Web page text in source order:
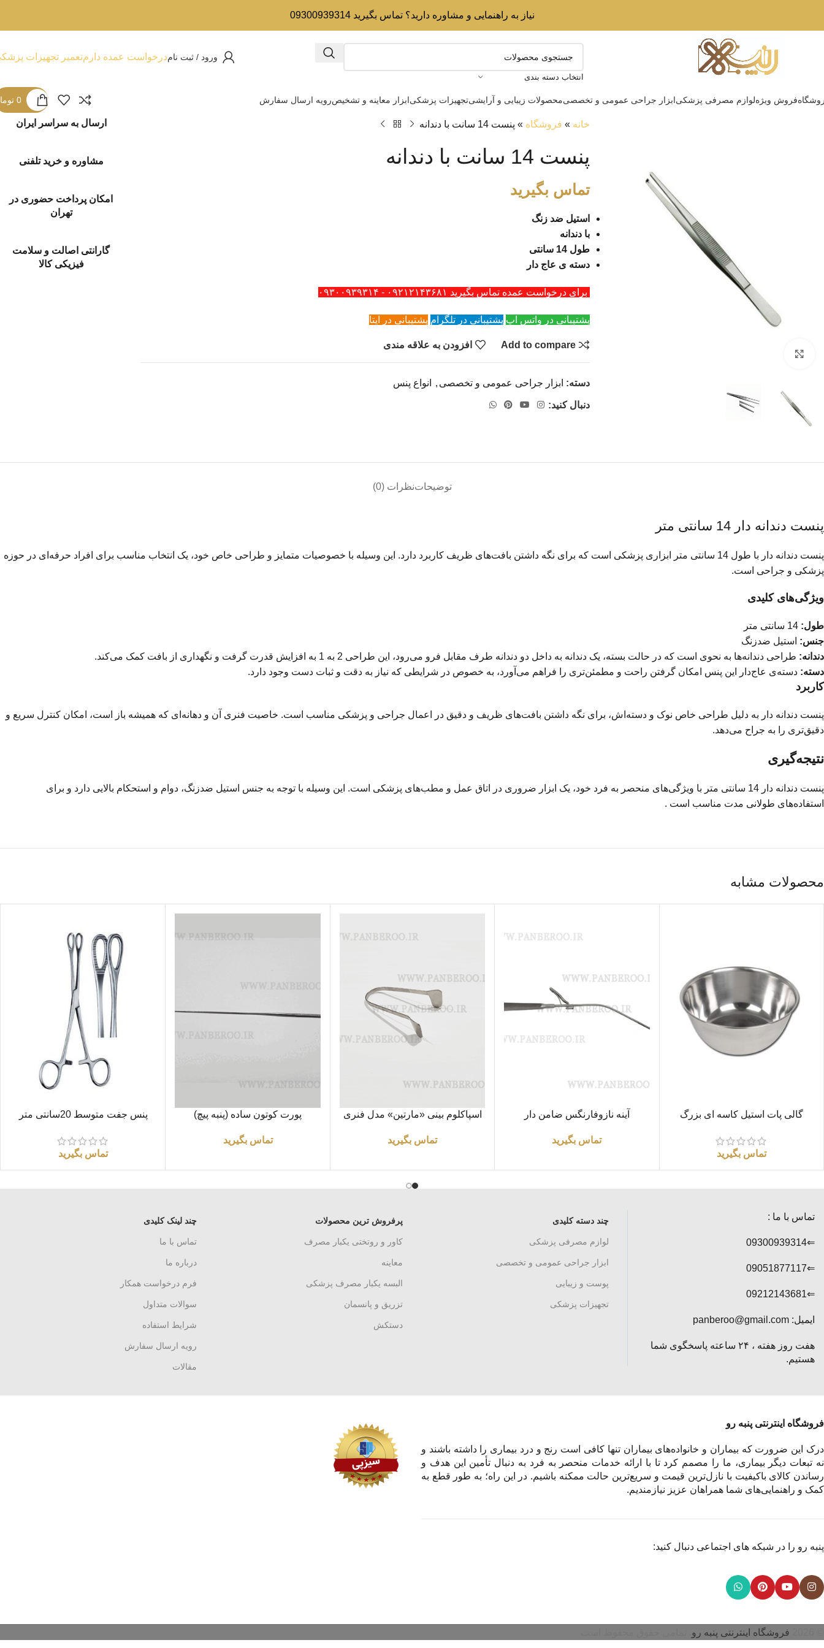
نیاز به راهنمایی و مشاوره دارید؟ تماس بگیرید 09300939314
انتخاب دسته بندی
ورود / ثبت نامدرخواست عمده دارمتعمیر تجهیزات
فروش ویژهلوازم مصرفی پزشکیابزار جراحی عمومی و تخصصیمحصولات زیبایی و آرایشیتجهیزات پزشکیابزار معاینه و تشخیصرویه ارسال سفارش 0
خانه » فروشگاه » پنست 14 سانت با دندانه
پنست 14 سانت با دندانه
تماس بگیرید
استیل ضد زنگ
با دندانه
طول 14 سانتی
دسته ی عاج دار
برای درخواست عمده تماس بگیرید ۰۹۲۱۲۱۴۳۶۸۱ - ۰۹۳۰۰۹۳۹۳۱۴
پشتیبانی در واتس اپ پشتیبانی در تلگرام پشتیبانی در ایتا
Add to compare افزودن به علاقه مندی
دسته: ابزار جراحی عمومی و تخصصی , انواع پنس
دنبال کنید:
ارسال به سراسر ایران
مشاوره و خرید تلفنی
امکان پرداخت حضوری در
تهران
گارانتی اصالت و سلامت
فیزیکی کالا
توضیحاتنظرات (0)
پنست دندانه دار 14 سانتی متر
پنست دندانه دار با طول 14 سانتی متر ابزاری پزشکی است که برای نگه داشتن بافت‌های ظریف کاربرد دارد. این وسیله با خصوصیات متمایز و طراحی خاص خود، یک انتخاب مناسب برای افراد حرفه‌ای در حوزه
پزشکی و جراحی است.
ویژگی‌های کلیدی
طول:
جنس: استیل ضدزنگ
دندانه: طراحی دندانه‌ها به نحوی است که در حالت بسته، یک دندانه به داخل دو دندانه طرف مقابل فرو می‌رود، این طراحی 2 به 1 به افزایش قدرت گرفت و نگهداری از بافت کمک می‌کند.
دسته: دسته‌ی عاج‌دار این پنس امکان گرفتن راحت و مطمئن‌تری را فراهم می‌آورد، به خصوص در شرایطی که نیاز به دقت و ثبات دست وجود دارد.
کاربرد
پنست دندانه دار به دلیل طراحی خاص نوک و دسته‌اش، برای نگه داشتن بافت‌های ظریف و دقیق در اعمال جراحی و پزشکی مناسب است. خاصیت فنری آن و دهانه‌ای که همیشه باز است، امکان کنترل سریع و
دقیق‌تری را به جراح می‌دهد.
نتیجه‌گیری
پنست دندانه دار 14 سانتی متر با ویژگی‌های منحصر به فرد خود، یک ابزار ضروری در اتاق عمل و مطب‌های پزشکی است. این وسیله با توجه به جنس استیل ضدزنگ، دوام و استحکام بالایی دارد و برای
استفاده‌های طولانی مدت مناسب است .
محصولات مشابه
اطلاعات بیشتر
گالی پات استیل کاسه ای بزرگ
تماس بگیرید
اطلاعات بیشتر
آینه نازوفارنگس ضامن دار
تماس بگیرید
اطلاعات بیشتر
اسپاکلوم بینی «مارتین» مدل فنری
تماس بگیرید
اطلاعات بیشتر
پورت کوتون ساده (پنبه پیچ)
تماس بگیرید
اطلاعات بیشتر
پنس جفت متوسط 20سانتی متر
تماس بگیرید
چند لینک کلیدی
تماس با ما
درباره ما
فرم درخواست همکار
سوالات متداول
شرایط استفاده
رویه ارسال سفارش
مقالات
پرفروش ترین محصولات
کاور و روتختی یکبار مصرف
معاینه
البسه یکبار مصرف پزشکی
تزریق و پانسمان
دستکش
چند دسته کلیدی
لوازم مصرفی پزشکی
ابزار جراحی عمومی و تخصصی
پوست و زیبایی
تجهیزات پزشکی
تماس با ما :
⇐09300939314
⇐09051877117
⇐09212143681
ایمیل: panberoo@gmail.com
هفت روز هفته ، ۲۴ ساعته پاسخگوی شما
هستیم.
فروشگاه اینترنتی پنبه رو
درک این ضرورت که بیماران و خانواده‌های بیماران تنها کافی است رنج و درد بیماری را داشته باشند و
نه تبعات دیگر بیماری، ما را مصمم کرد تا با ارائه خدمات منحصر به فرد به دنبال تأمین این هدف و
رساندن کالای باکیفیت با نازل‌ترین قیمت و سریع‌ترین حالت ممکنه باشیم. در این راه؛ به طور قطع به
کمک و راهنمایی‌های شما همراهان عزیز نیازمندیم.
پنبه رو را در شبکه های اجتماعی دنبال کنید:
فروشگاه اینترنتی پنبه رو